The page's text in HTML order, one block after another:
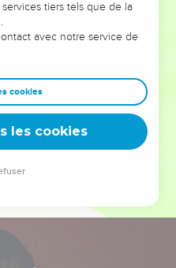
alors même que ce
ont façonnés.
et responsables
afin que leurs erreurs
guidiez un ministère, une
leur expérience est faite
tiers tels que de la
avec notre service de
cookies
les cookies